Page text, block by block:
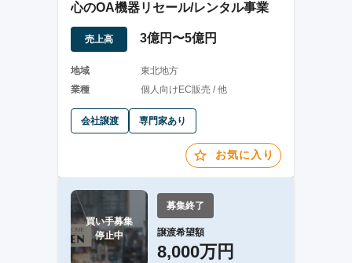
心のOA機器リセール/レンタル事業
売上高 3億円〜5億円
地域
東北地方
業種
個人向けEC販売 / 他
会社譲渡 専門家あり
お気に入り
買い手募集
停止中
募集終了
譲渡希望額
8,000万円